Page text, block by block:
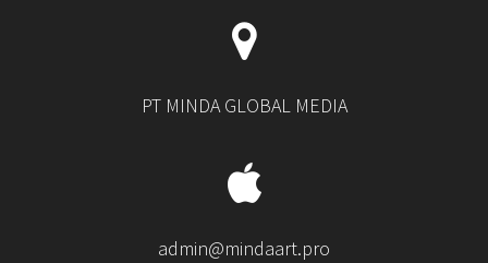
PT MINDA GLOBAL MEDIA
admin@mindaart.pro